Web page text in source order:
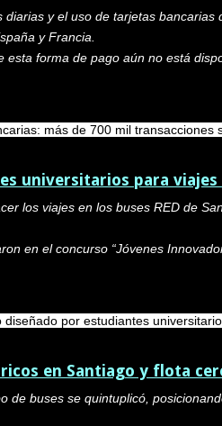
y el uso de tarjetas
y Francia.
forma de pago aún no está
más de 700 mil
universitarios para viajes
los viajes en los buses RED de
en el concurso “Jóvenes
por estudiantes
en Santiago y flota
de buses se quintuplicó,